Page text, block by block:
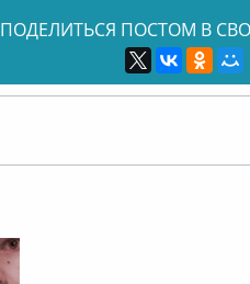
ПОДЕЛИТЬСЯ ПОСТОМ В